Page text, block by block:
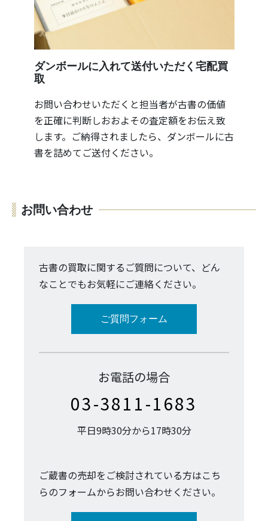
ダンボールに入れて送付いただく宅配買
取
お問い合わせいただくと担当者が古書の価値
を正確に判断しおおよその査定額をお伝え致
します。ご納得されましたら、ダンボールに古
書を詰めてご送付ください。
お問い合わせ
古書の買取に関するご質問について、どん
なことでもお気軽にご連絡ください。
ご質問フォーム
お電話の場合
03-3811-1683
平日9時30分から17時30分
ご蔵書の売却をご検討されている方はこち
らのフォームからお問い合わせください。